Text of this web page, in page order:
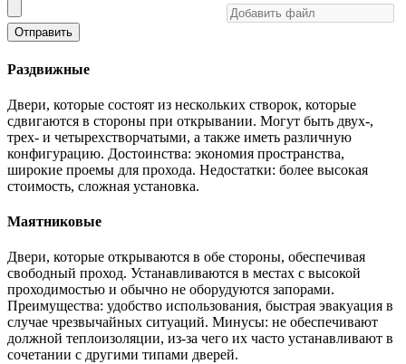
Отправить
Раздвижные
Двери, которые состоят из нескольких створок, которые
сдвигаются в стороны при открывании. Могут быть двух-,
трех- и четырехстворчатыми, а также иметь различную
конфигурацию. Достоинства: экономия пространства,
широкие проемы для прохода. Недостатки: более высокая
стоимость, сложная установка.
Маятниковые
Двери, которые открываются в обе стороны, обеспечивая
свободный проход. Устанавливаются в местах с высокой
проходимостью и обычно не оборудуются запорами.
Преимущества: удобство использования, быстрая эвакуация в
случае чрезвычайных ситуаций. Минусы: не обеспечивают
должной теплоизоляции, из-за чего их часто устанавливают в
сочетании с другими типами дверей.